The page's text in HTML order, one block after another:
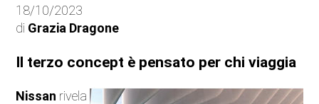
Tecnologia
Anteprime
Novità
18/10/2023
di Grazia Dragone
Il terzo concept è pensato per chi viaggia
Nissan rivela